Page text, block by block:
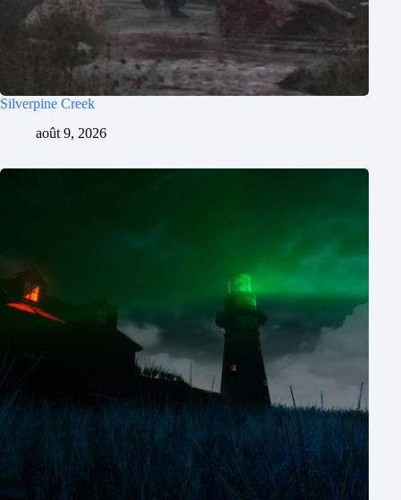
Silverpine Creek
août 9, 2026